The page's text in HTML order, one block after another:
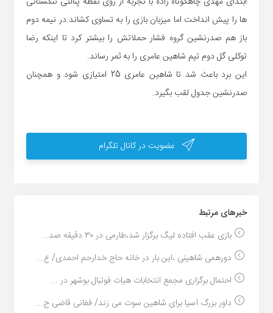
ها را پیش انداخت اما میزبان بازی را به تساوی کشاند.در نیمه دوم
باز هم صدرنشین گروه فشار حملاتش را بیشتر کرد تا اینکه رضا
توکلی گل دوم تیم شاهین عامری را به ثمر رساند.
این برد باعث شد تا شاهین عامری 25 امتیازی شود و همچنان
صدرنشین جدول لقب بگیرد.
عضویت در کانال تلگرام
خبر‌های مرتبط
بازی عقب افتاده لیگ برگزار شد،طارمی در ۳۰ دقیقه صد...
دورهمی شاهینی ،این بار در خانه حاج خدارحم احمدی/ ع...
احتمال برگزاری مجمع انتخابات هیات فوتبال بوشهر در ...
داور بزرگ آسیا برای شاهین سوت می زند/ فغانی قاضی ج...